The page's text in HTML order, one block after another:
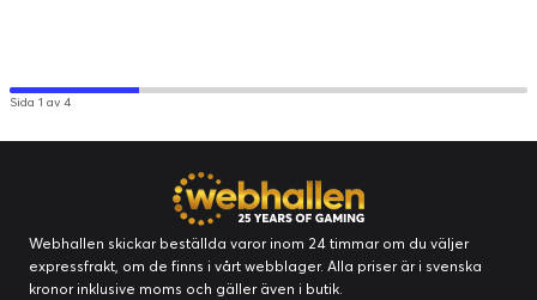
TYST FDB-FLÄKT
Fluiddynamiklagerfläkten (FDB) ger stabil,
långvarig och tyst kylprestanda.
Sida 1 av 4
Webhallen skickar beställda varor inom 24 timmar om du väljer
expressfrakt, om de finns i vårt webblager. Alla priser är i svenska
kronor inklusive moms och gäller även i butik.